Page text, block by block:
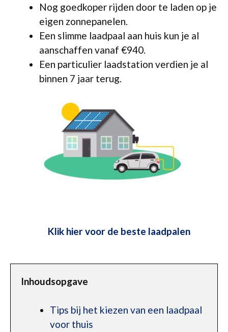
Nog goedkoper rijden door te laden op je
eigen zonnepanelen.
Een slimme laadpaal aan huis kun je al
aanschaffen vanaf €940.
Een particulier laadstation verdien je al
binnen 7 jaar terug.
Klik hier voor de beste laadpalen
Inhoudsopgave
Tips bij het kiezen van een laadpaal
voor thuis